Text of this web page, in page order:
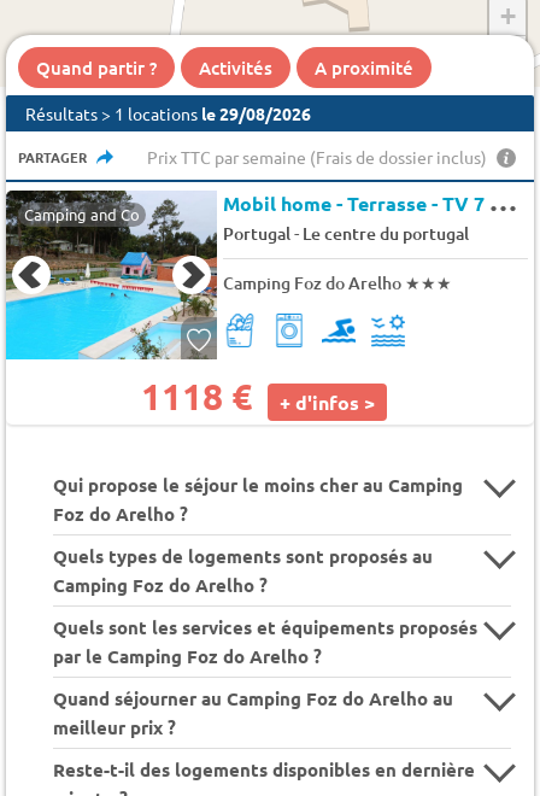
+
Quand partir ? Activités A proximité
Résultats > 1 locations le 29/08/2026
PARTAGER Prix TTC par semaine (Frais de dossier inclus)
Camping and Co M
obil home - Terrasse - TV 7 pers.
Portugal - Le centre du portugal
Camping Foz do Arelho ★★★
1118 € + d'infos >
Qui propose le séjour le moins cher au Camping
Foz do Arelho ?
Quels types de logements sont proposés au
Camping Foz do Arelho ?
Quels sont les services et équipements proposés
par le Camping Foz do Arelho ?
Quand séjourner au Camping Foz do Arelho au
meilleur prix ?
Reste-t-il des logements disponibles en dernière